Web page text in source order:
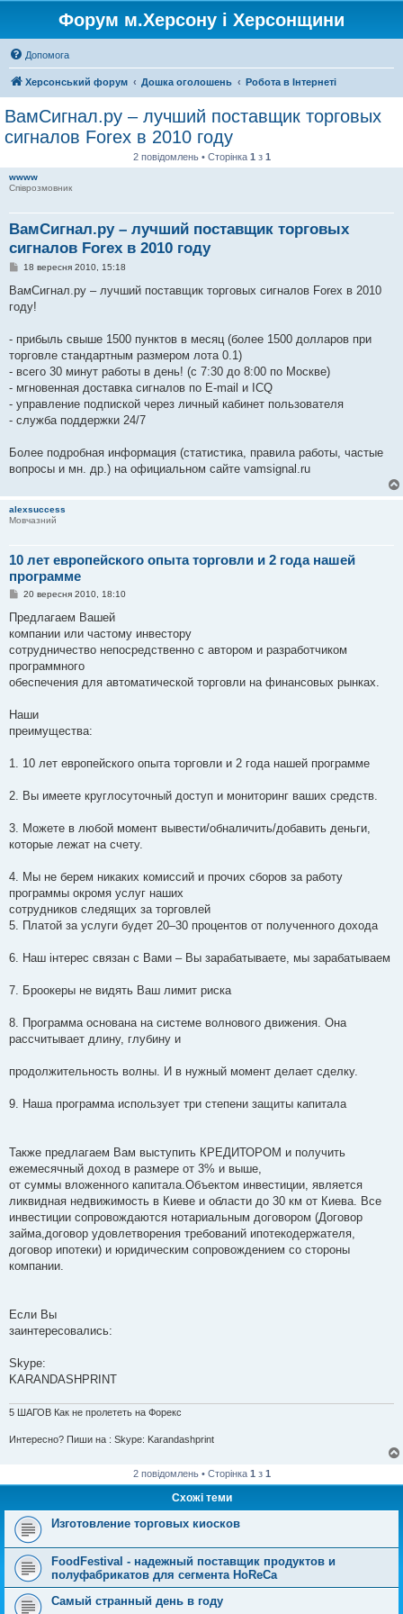
Форум м.Херсону і Херсонщини
Допомога
Херсонський форум Дошка оголошень Робота в Інтернеті
ВамСигнал.ру – лучший поставщик торговых
сигналов Forex в 2010 году
2 повідомлень • Сторінка 1 з 1
wwww
Співрозмовник
ВамСигнал.ру – лучший поставщик торговых
сигналов Forex в 2010 году
П
в
д
л
е
н
н
я
18 вересня 2010, 15:18
ВамСигнал.ру – лучший поставщик торговых сигналов Forex в 2010
году!
- прибыль свыше 1500 пунктов в месяц (более 1500 долларов при
торговле стандартным размером лота 0.1)
- всего 30 минут работы в день! (с 7:30 до 8:00 по Москве)
- мгновенная доставка сигналов по E-mail и ICQ
- управление подпиской через личный кабинет пользователя
- служба поддержки 24/7
Более подробная информация (статистика, правила работы, частые
вопросы и мн. др.) на официальном сайте vamsignal.ru
alexsuccess
Мовчазний
10 лет европейского опыта торговли и 2 года нашей
программе
П
в
д
о
л
е
я
20 вересня 2010, 18:10
Предлагаем Вашей
компании или частому инвестору
сотрудничество непосредственно с автором и разработчиком
программного
обеспечения для автоматической торговли на финансовых рынках.
Наши
преимущества:
1. 10 лет европейского опыта торговли и 2 года нашей программе
2. Вы имеете круглосуточный доступ и мониторинг ваших средств.
3. Можете в любой момент вывести/обналичить/добавить деньги,
которые лежат на счету.
4. Мы не берем никаких комиссий и прочих сборов за работу
программы окромя услуг наших
сотрудников следящих за торговлей
5. Платой за услуги будет 20–30 процентов от полученного дохода
6. Наш інтерес связан с Вами – Вы зарабатываете, мы зарабатываем
7. Броокеры не видять Ваш лимит риска
8. Программа основана на системе волнового движения. Она
рассчитывает длину, глубину и
продолжительность волны. И в нужный момент делает сделку.
9. Наша программа использует три степени защиты капитала
Также предлагаем Вам выступить КРЕДИТОРОМ и получить
ежемесячный доход в размере от 3% и выше,
от суммы вложенного капитала.Объектом инвестиции, является
ликвидная недвижимость в Киеве и области до 30 км от Киева. Все
инвестиции сопровождаются нотариальным договором (Договор
займа,договор удовлетворения требований ипотекодержателя,
договор ипотеки) и юридическим сопровождением со стороны
компании.
Если Вы
заинтересовались:
Skype:
KARANDASHPRINT
5 ШАГОВ Как не пролететь на Форекс
Интересно? Пиши на : Skype: Karandashprint
2 повідомлень • Сторінка 1 з 1
Схожі теми
Изготовление торговых киосков
FoodFestival - надежный поставщик продуктов и
полуфабрикатов для сегмента HoReCa
Самый странный день в году